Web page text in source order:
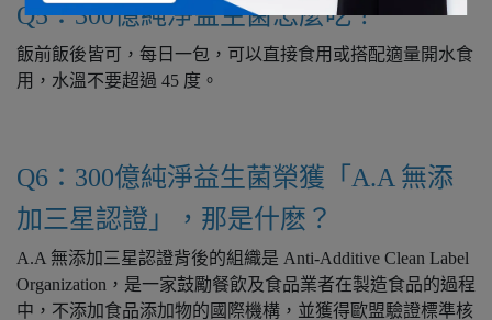
Q5：300億純淨益生菌怎麼吃？
飯前飯後皆可，每日一包，可以直接食用或搭配適量開水食
用，水溫不要超過 45 度。
Q6：300億純淨益生菌榮獲「A.A 無添
加三星認證」，那是什麽？
A.A 無添加三星認證背後的組織是 Anti-Additive Clean Label
Organization，是一家鼓勵餐飲及食品業者在製造食品的過程
中，不添加食品添加物的國際機構，並獲得歐盟驗證標準核